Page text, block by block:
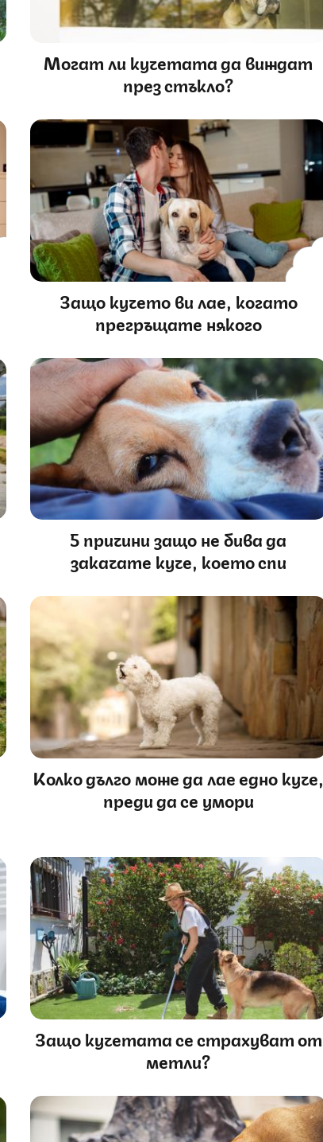
Могат ли кучетата да виждат
през стъкло?
Защо кучето ви лае, когато
прегръщате някого
5 причини защо не бива да
закачате куче, което спи
Колко дълго може да лае едно куче,
преди да се умори
Защо кучетата се страхуват от
метли?